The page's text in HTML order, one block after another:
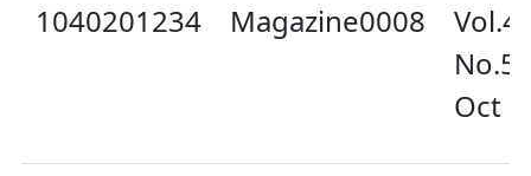
1040201234 Magazine0008
Oct